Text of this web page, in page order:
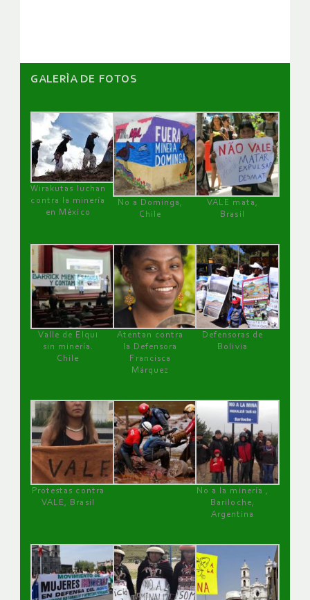
GALERÌA DE FOTOS
Wirakutas luchan
contra la minería
en México
No a Dominga,
Chile
VALE mata,
Brasil
Valle de Elqui
sin minería.
Chile
Atentan contra
la Defensora
Francisca
Márquez
Defensoras de
Bolivia
Protestas contra
VALE, Brasil
No a la minería ,
Bariloche,
Argentina